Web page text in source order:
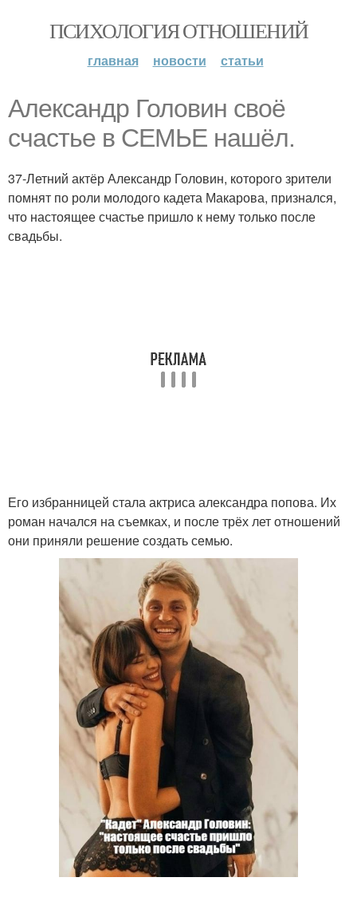
ПСИХОЛОГИЯ ОТНОШЕНИЙ
главная новости статьи
Александр Головин своё
счастье в СЕМЬЕ нашёл.
37-Летний актёр Александр Головин, которого зрители
помнят по роли молодого кадета Макарова, признался,
что настоящее счастье пришло к нему только после
свадьбы.
Его избранницей стала актриса александра попова. Их
роман начался на съемках, и после трёх лет отношений
они приняли решение создать семью.